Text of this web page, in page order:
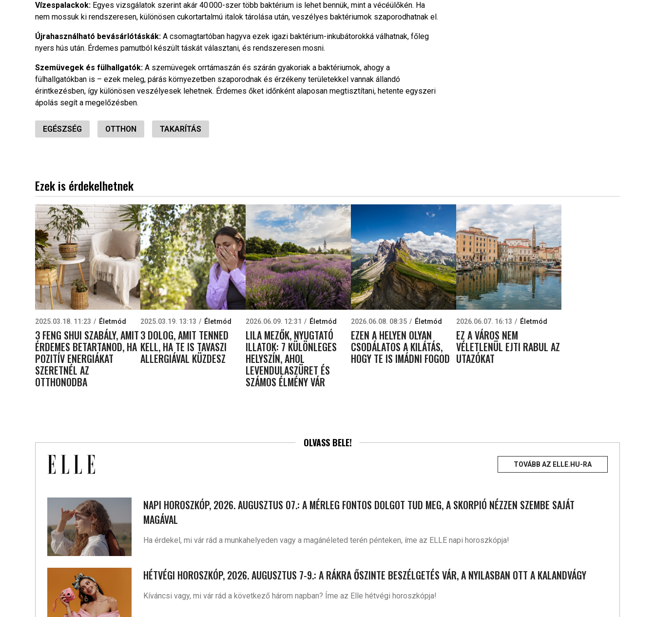
Vízespalackok: Egyes vizsgálatok szerint akár 40 000-szer több baktérium is lehet bennük, mint a vécéülőkén. Ha
nem mossuk ki rendszeresen, különösen cukortartalmú italok tárolása után, veszélyes baktériumok szaporodhatnak el.
Újrahasználható bevásárlótáskák: A csomagtartóban hagyva ezek igazi baktérium-inkubátorokká válhatnak, főleg
nyers hús után. Érdemes pamutból készült táskát választani, és rendszeresen mosni.
Szemüvegek és fülhallgatók: A szemüvegek orrtámaszán és szárán gyakoriak a baktériumok, ahogy a
fülhallgatókban is – ezek meleg, párás környezetben szaporodnak és érzékeny területekkel vannak állandó
érintkezésben, így különösen veszélyesek lehetnek. Érdemes őket időnként alaposan megtisztítani, hetente egyszeri
ápolás segít a megelőzésben.
EGÉSZSÉG OTTHON TAKARÍTÁS
Ezek is érdekelhetnek
2025.03.18. 11:23 Életmód
3 FENG SHUI SZABÁLY, AMIT
ÉRDEMES BETARTANOD, HA
POZITÍV ENERGIÁKAT
SZERETNÉL AZ
OTTHONODBA
2025.03.19. 13:13 Életmód
3 DOLOG, AMIT TENNED
KELL, HA TE IS TAVASZI
ALLERGIÁVAL KÜZDESZ
2026.06.09. 12:31 Életmód
LILA MEZŐK, NYUGTATÓ
ILLATOK: 7 KÜLÖNLEGES
HELYSZÍN, AHOL
LEVENDULASZÜRET ÉS
SZÁMOS ÉLMÉNY VÁR
2026.06.08. 08:35 Életmód
EZEN A HELYEN OLYAN
CSODÁLATOS A KILÁTÁS,
HOGY TE IS IMÁDNI FOGOD
2026.06.07. 16:13 Életmód
EZ A VÁROS NEM
VÉLETLENÜL EJTI RABUL AZ
UTAZÓKAT
OLVASS BELE!
TOVÁBB AZ ELLE.HU-RA
NAPI HOROSZKÓP, 2026. AUGUSZTUS 07.: A MÉRLEG FONTOS DOLGOT TUD MEG, A SKORPIÓ NÉZZEN SZEMBE SAJÁT
MAGÁVAL
Ha érdekel, mi vár rád a munkahelyeden vagy a magánéleted terén pénteken, íme az ELLE napi horoszkópja!
HÉTVÉGI HOROSZKÓP, 2026. AUGUSZTUS 7-9.: A RÁKRA ŐSZINTE BESZÉLGETÉS VÁR, A NYILASBAN OTT A KALANDVÁGY
Kíváncsi vagy, mi vár rád a következő három napban? Íme az Elle hétvégi horoszkópja!